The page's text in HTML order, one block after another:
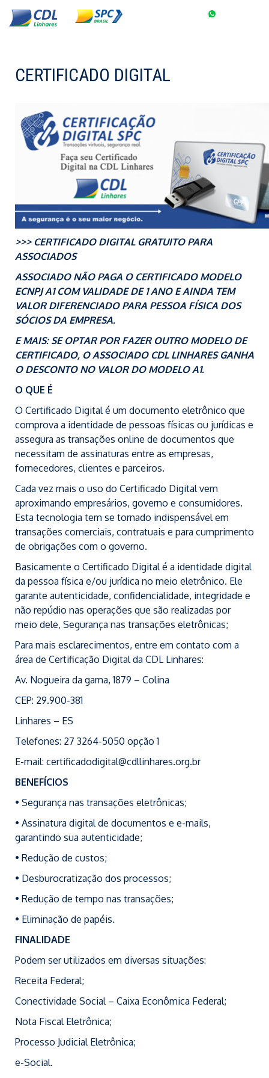
CERTIFICADO DIGITAL
>>> CERTIFICADO DIGITAL GRATUITO PARA
ASSOCIADOS
ASSOCIADO NÃO PAGA O CERTIFICADO MODELO
ECNPJ A1 COM VALIDADE DE 1 ANO E AINDA TEM
VALOR DIFERENCIADO PARA PESSOA FÍSICA DOS
SÓCIOS DA EMPRESA.
E MAIS: SE OPTAR POR FAZER OUTRO MODELO DE
CERTIFICADO, O ASSOCIADO CDL LINHARES GANHA
O DESCONTO NO VALOR DO MODELO A1.
O QUE É
O Certificado Digital é um documento eletrônico que
comprova a identidade de pessoas físicas ou jurídicas e
assegura as transações online de documentos que
necessitam de assinaturas entre as empresas,
fornecedores, clientes e parceiros.
Cada vez mais o uso do Certificado Digital vem
aproximando empresários, governo e consumidores.
Esta tecnologia tem se tornado indispensável em
transações comerciais, contratuais e para cumprimento
de obrigações com o governo.
Basicamente o Certificado Digital é a identidade digital
da pessoa física e/ou jurídica no meio eletrônico. Ele
garante autenticidade, confidencialidade, integridade e
não repúdio nas operações que são realizadas por
meio dele, Segurança nas transações eletrônicas;
Para mais esclarecimentos, entre em contato com a
área de Certificação Digital da CDL Linhares:
Av. Nogueira da gama, 1879 – Colina
CEP: 29.900-381
Linhares – ES
Telefones: 27 3264-5050 opção 1
E-mail: certificadodigital@cdllinhares.org.br
BENEFÍCIOS
• Segurança nas transações eletrônicas;
• Assinatura digital de documentos e e-mails,
garantindo sua autenticidade;
• Redução de custos;
• Desburocratização dos processos;
• Redução de tempo nas transações;
• Eliminação de papéis.
FINALIDADE
Podem ser utilizados em diversas situações:
Receita Federal;
Conectividade Social – Caixa Econômica Federal;
Nota Fiscal Eletrônica;
Processo Judicial Eletrônica;
e-Social.